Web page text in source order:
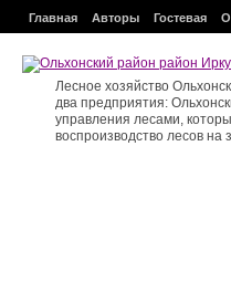
Главная Авторы Гостевая О
Лесное хозяйство
два предприятия:
управления лесами,
воспроизводство лесов на